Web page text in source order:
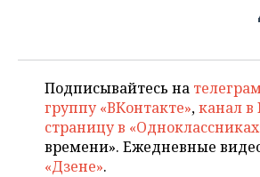
Подписывайтесь на
группу «ВКонтакте»,канал в
страницу в
времени». Ежедневные
«Дзене».